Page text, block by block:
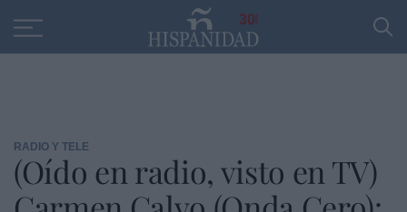
30
RADIO Y TELE
(Oído en radio, visto en TV)